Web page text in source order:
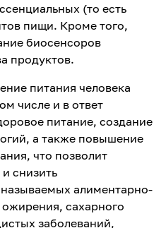
(то есть
пищи. Кроме того,
биосенсоров
продуктов.
питания человека
числе и в ответ
питание, создание
а также повышение
что позволит
снизить
алиментарно-
сахарного
заболеваний,